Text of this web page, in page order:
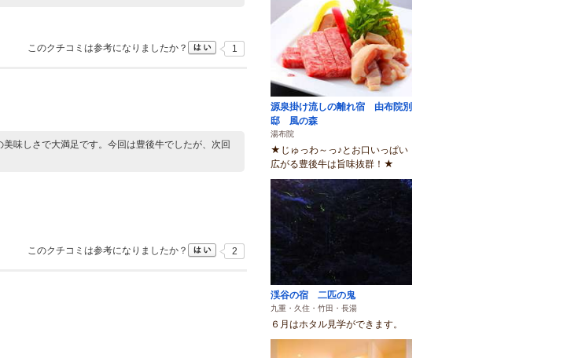
このクチコミは参考になりましたか？ 1
味しさで大満足です。今回は豊後牛でしたが、次回
このクチコミは参考になりましたか？ 2
源泉掛け流しの離れ宿 由布院別
邸 風の森
湯布院
★じゅっわ～っ♪とお口いっぱい
広がる豊後牛は旨味抜群！★
渓谷の宿 二匹の鬼
九重・久住・竹田・長湯
６月はホタル見学ができます。